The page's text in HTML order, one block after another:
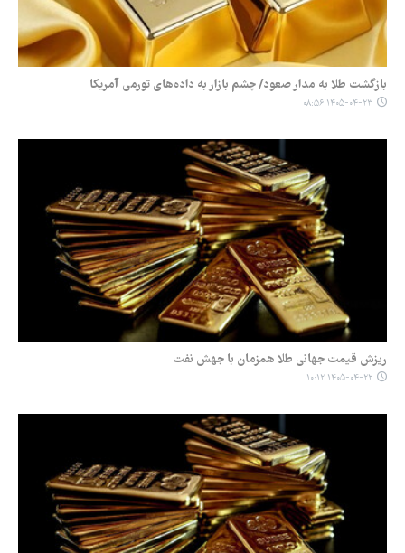
بازگشت طلا به مدار صعود/ چشم بازار به داده‌های تورمی آمریکا
۱۴۰۵-۰۴-۲۳ ۰۸:۵۶
ریزش قیمت جهانی طلا همزمان با جهش نفت
۱۴۰۵-۰۴-۲۲ ۱۰:۱۲